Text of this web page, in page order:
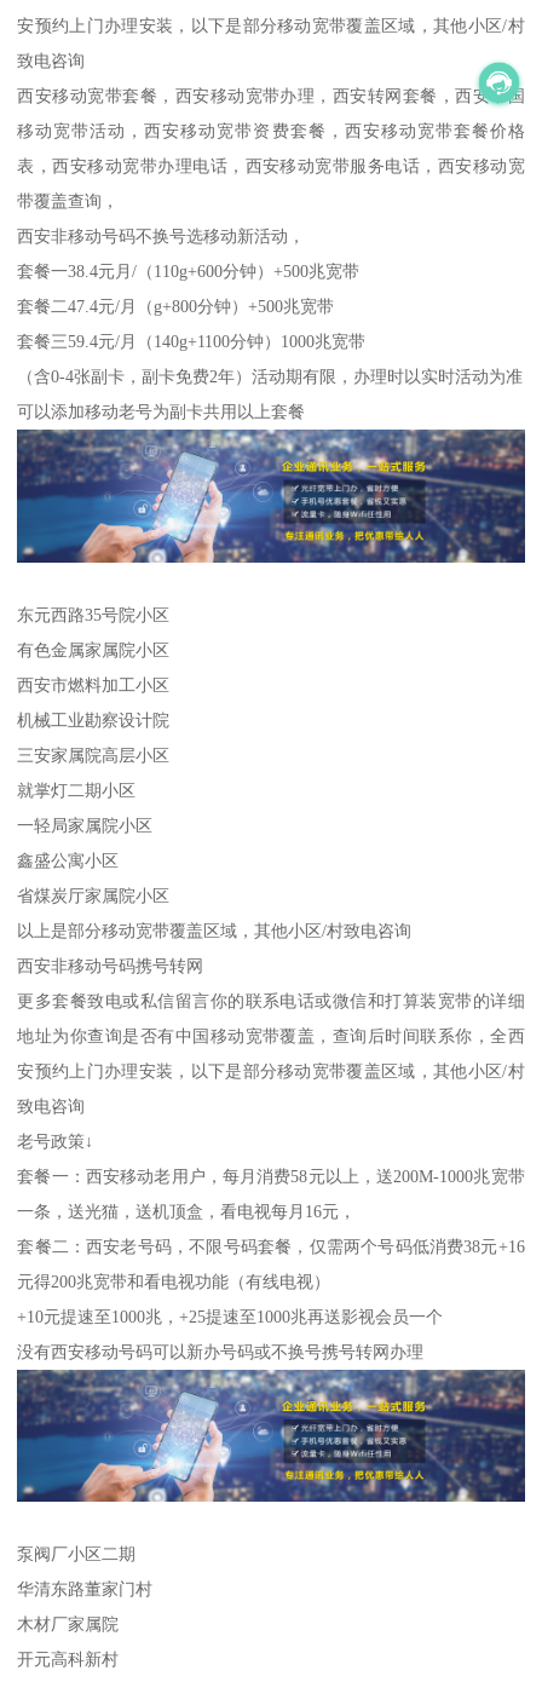
安预约上门办理安装，以下是部分移动宽带覆盖区域，其他小区/村
致电咨询
西安移动宽带套餐，西安移动宽带办理，西安转网套餐，西安中国
移动宽带活动，西安移动宽带资费套餐，西安移动宽带套餐价格
表，西安移动宽带办理电话，西安移动宽带服务电话，西安移动宽
带覆盖查询，
西安非移动号码不换号选移动新活动，
套餐一38.4元月/（110g+600分钟）+500兆宽带
套餐二47.4元/月（g+800分钟）+500兆宽带
套餐三59.4元/月（140g+1100分钟）1000兆宽带
（含0-4张副卡，副卡免费2年）活动期有限，办理时以实时活动为准
可以添加移动老号为副卡共用以上套餐
东元西路35号院小区
有色金属家属院小区
西安市燃料加工小区
机械工业勘察设计院
三安家属院高层小区
就掌灯二期小区
一轻局家属院小区
鑫盛公寓小区
省煤炭厅家属院小区
以上是部分移动宽带覆盖区域，其他小区/村致电咨询
西安非移动号码携号转网
更多套餐致电或私信留言你的联系电话或微信和打算装宽带的详细
地址为你查询是否有中国移动宽带覆盖，查询后时间联系你，全西
安预约上门办理安装，以下是部分移动宽带覆盖区域，其他小区/村
致电咨询
老号政策↓
套餐一：西安移动老用户，每月消费58元以上，送200M-1000兆宽带
一条，送光猫，送机顶盒，看电视每月16元，
套餐二：西安老号码，不限号码套餐，仅需两个号码低消费38元+16
元得200兆宽带和看电视功能（有线电视）
+10元提速至1000兆，+25提速至1000兆再送影视会员一个
没有西安移动号码可以新办号码或不换号携号转网办理
泵阀厂小区二期
华清东路董家门村
木材厂家属院
开元高科新村